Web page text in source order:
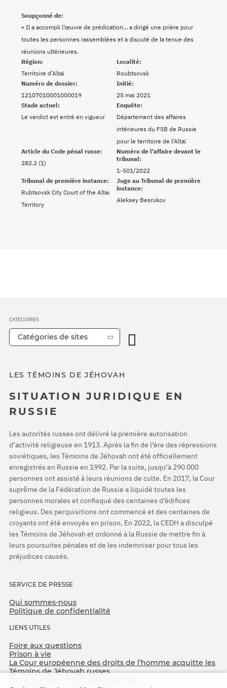
Région:
Territoire d’Altaï
Localité:
Roubtsovsk
Soupçonné de:
« Il a accompli l’œuvre de prédication... a dirigé une prière pour
toutes les personnes rassemblées et a discuté de la tenue des
réunions ultérieures.
Numéro de dossier:
12107010001000019
Initié:
25 mai 2021
Stade actuel:
Le verdict est entré en vigueur
Enquête:
Département des affaires
intérieures du FSB de Russie
pour le territoire de l’Altaï
Article du Code pénal russe:
282.2 (1)
Numéro de l’affaire devant le
tribunal:
1-501/2022
Tribunal de première instance:
Rubtsovsk City Court of the Altai
Territory
Juge au Tribunal de première
instance:
Aleksey Besrukov
LES TÉMOINS DE JÉHOVAH
SITUATION JURIDIQUE EN
RUSSIE
Les autorités russes ont délivré la première autorisation
d’activité religieuse en 1913. Après la fin de l’ère des répressions
soviétiques, les Témoins de Jéhovah ont été officiellement
enregistrés en Russie en 1992. Par la suite, jusqu’à 290 000
personnes ont assisté à leurs réunions de culte. En 2017, la Cour
suprême de la Fédération de Russie a liquidé toutes les
personnes morales et confisqué des centaines d’édifices
religieux. Des perquisitions ont commencé et des centaines de
croyants ont été envoyés en prison. En 2022, la CEDH a disculpé
les Témoins de Jéhovah et ordonné à la Russie de mettre fin à
leurs poursuites pénales et de les indemniser pour tous les
préjudices causés.
SERVICE DE PRESSE
Qui sommes-nous
Politique de confidentialité
LIENS UTILES
Foire aux questions
Prison à vie
La Cour européenne des droits de l’homme acquitte les
Témoins de Jéhovah russes
CATÉGORIES
Catégories de sites